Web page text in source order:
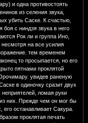
и одна противостоять
из селения звука,
убить Саске. К счастью,
боя с ниндзя звука в него
Рок ли и группа Ино,
несмотря на все усилия
тем временем
то просыпается, но его
пятнами проклятой
увидев раненую
в одиночку сразит двух
неприятелей, ломая руки
них. Прежде чем он мог бы
его останавливает Сакура.
проклятая печать